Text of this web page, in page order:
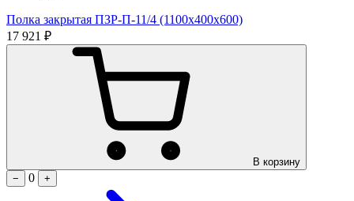
Полка закрытая ПЗР-П-11/4 (1100х400х600)
17 921 ₽
В корзину
−
0 +